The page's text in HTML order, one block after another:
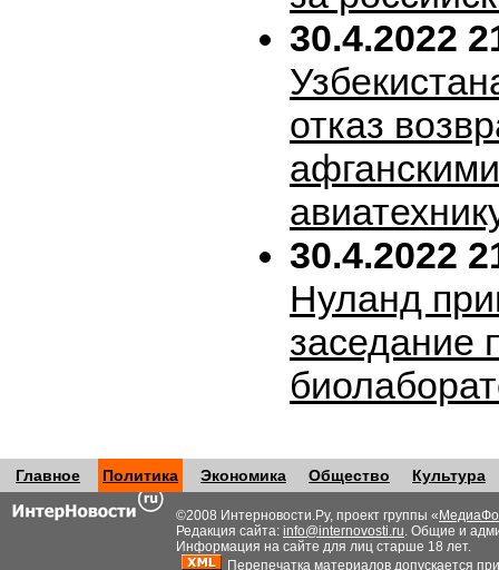
30.4.2022
отказ
30.4.2022
Нуланд
заседание
Главное Политика Экономика Общество Культура
©2008 Интерновости.Ру, проект группы «
Редакция сайта: info@internovosti.ru. Общие и
Информация на сайте для лиц старше 18 лет.
Перепечатка материалов допускается